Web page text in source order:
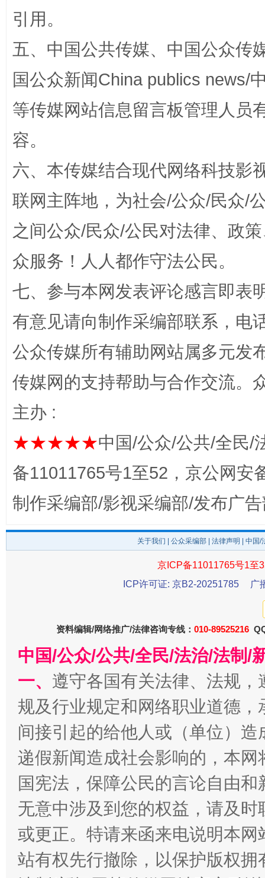
“蜀中异人”王建安的艺术幻境
完善运行机制助力责任有效落实 一纸欠
东山县通报“牛蛙产品抗生素超标问题” 法
千年窑火 生生不息 一
引用。
五、中国公共传媒、中国公众传
国公众新闻China publics news/
等传媒网站信息留言板管理人员
容。
六、本传媒结合现代网络科技影
联网主阵地，为社会/公众/民众/
之间公众/民众/公民对法律、政
众服务！人人都作守法公民。
七、参与本网发表评论感言即表
有意见请向制作采编部联系，电
公众传媒所有辅助网站属多元发
传媒网的支持帮助与合作交流。
主办 :
★★★★★中国/公众/公共/全民/
备11011765号1至52，京公网安
制作采编部/影视采编部/发布广
关于我们 公众采编部 法律声明 | 中国
京ICP备11011765号1至
ICP许可证: 京B2-20251785
广
资料编辑/网络推广/法律咨询专线： 010-89525216
中国/公众/公共/全民/法治/法制/
一、 遵守各国有关法律、法规
规及行业规定和网络职业道德
间接引起的给他人或（单位）
递假新闻造成社会影响的，本
国宪法，保障公民的言论自由
无意中涉及到您的权益，请及
或更正。特请来函来电说明本
站有权先行撤除，以保护版权